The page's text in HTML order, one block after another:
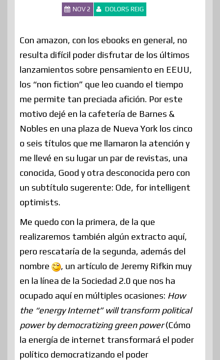
NOV 2 DOLORS REIG
Con amazon, con los ebooks en general, no
resulta difícil poder disfrutar de los últimos
lanzamientos sobre pensamiento en EEUU,
los “non fiction” que leo cuando el tiempo
me permite tan preciada afición. Por este
motivo dejé en la cafetería de Barnes &
Nobles en una plaza de Nueva York los cinco
o seis títulos que me llamaron la atención y
me llevé en su lugar un par de revistas, una
conocida, Good y otra desconocida pero con
un subtítulo sugerente: Ode, for intelligent
optimists.
Me quedo con la primera, de la que
realizaremos también algún extracto aquí,
pero rescataría de la segunda, además del
nombre
, un artículo de Jeremy Rifkin muy
en la línea de la Sociedad 2.0 que nos ha
ocupado aquí en múltiples ocasiones: How
the “energy Internet” will transform political
power by democratizing green power(Cómo
la energía de internet transformará el poder
político democratizando el poder